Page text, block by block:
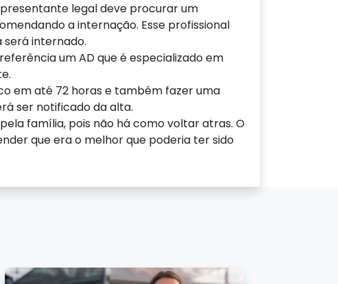
legal deve procurar um
a internação. Esse profissional
será internado.
um AD que é especializado em
em até 72 horas e também fazer uma
ser notificado da alta.
família, pois não há como voltar atras. O
que era o melhor que poderia ter sido